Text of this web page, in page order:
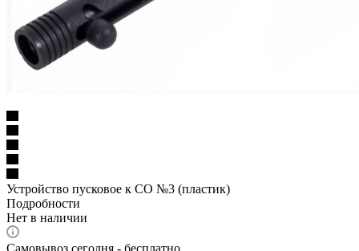
Устройство пусковое к СО №3 (пластик)
Подробности
Нет в наличии
Самовывоз сегодня - бесплатно